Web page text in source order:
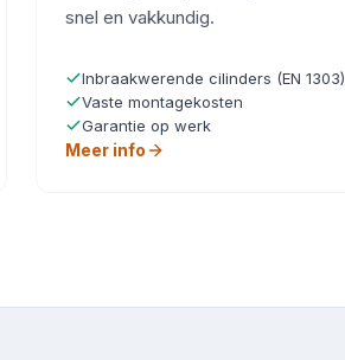
snel en vakkundig.
Inbraakwerende cilinders (EN 1303)
Vaste montagekosten
Garantie op werk
Meer info